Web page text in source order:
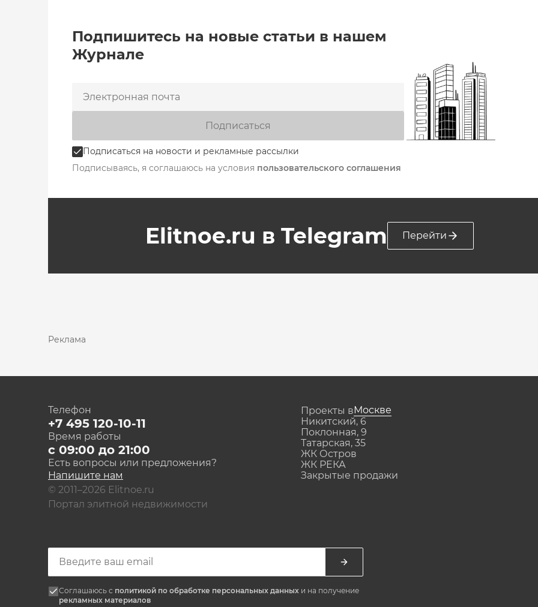
Подпишитесь на новые статьи в нашем
Журнале
Подписаться на новости и рекламные рассылки
Подписаться
Подписываясь, я соглашаюсь на условия пользовательского соглашения
Elitnoe.ru в Telegram Перейти
Реклама
Телефон
+7 495 120-10-11
Время работы
с 09:00 до 21:00
Есть вопросы или предложения?
Напишите нам
© 2011–2026 Elitnoe.ru
Портал элитной недвижимости
Проекты вМоскве
Никитский, 6
Поклонная, 9
Татарская, 35
ЖК Остров
ЖК РЕКА
Закрытые продажи
Соглашаюсь с политикой по обработке персональных данных и на получение
рекламных материалов